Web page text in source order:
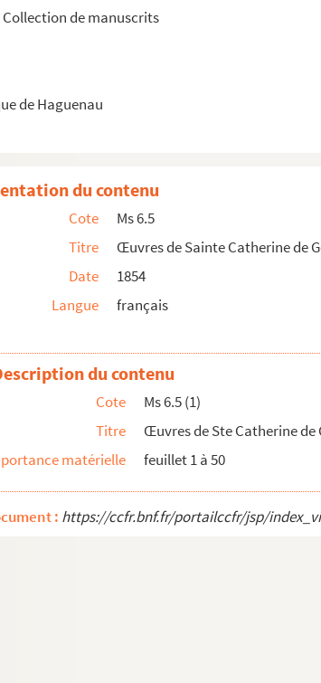
de manuscrits
de Haguenau
de la bien heureuse
de Sainte Catherine de Gênes
envers l'homme, adressées par l'âme à son Seigneur e...
du contenu
Cote
Ms 6.5
Titre
Œuvres de Sainte Catherine de
Date
1854
Langue
français
du contenu
Cote
Ms 6.5 (1)
Titre
Œuvres de Ste Catherine de
matérielle
feuillet 1 à 50
: https://ccfr.bnf.fr/portailccfr/jsp/